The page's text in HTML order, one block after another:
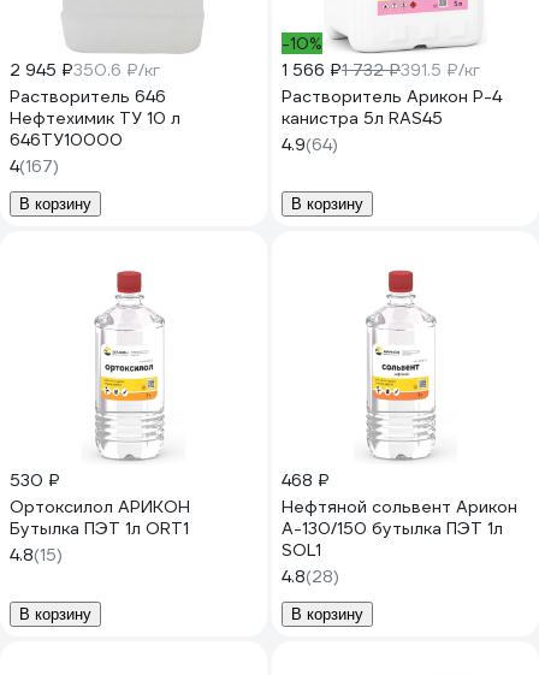
2 945 ₽350.6 ₽/кг
Растворитель 646
Нефтехимик ТУ 10 л
646ТУ10000
4(167)
В корзину
-10%
1 566 ₽1 732 ₽391.5 ₽/кг
Растворитель Арикон Р-4
канистра 5л RAS45
4.9(64)
В корзину
530 ₽
Ортоксилол АРИКОН
Бутылка ПЭТ 1л ORT1
4.8(15)
В корзину
468 ₽
Нефтяной сольвент Арикон
А-130/150 бутылка ПЭТ 1л
SOL1
4.8(28)
В корзину